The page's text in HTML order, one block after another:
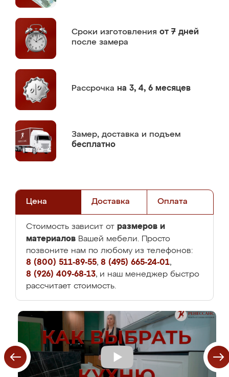
Сроки изготовления от 7 дней
после замера
Рассрочка на 3, 4, 6 месяцев
Замер, доставка и подъем
бесплатно
Цена Доставка Оплата
Стоимость зависит от размеров и
материалов Вашей мебели. Просто
позвоните нам по любому из телефонов:
8 (800) 511-89-55, 8 (495) 665-24-01,
8 (926) 409-68-13, и наш менеджер быстро
рассчитает стоимость.